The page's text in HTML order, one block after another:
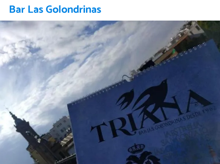
Bar Las Golondrinas